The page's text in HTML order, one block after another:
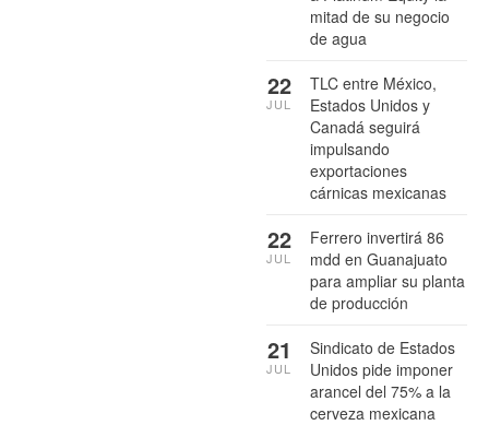
mitad de su negocio
de agua
TLC entre México,
Estados Unidos y
Canadá seguirá
impulsando
exportaciones
cárnicas mexicanas
22
JUL
Ferrero invertirá 86
mdd en Guanajuato
para ampliar su planta
de producción
22
JUL
Sindicato de Estados
Unidos pide imponer
arancel del 75% a la
cerveza mexicana
21
JUL